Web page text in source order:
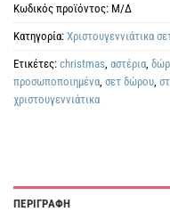
Κωδικός προϊόντος: Μ/Δ
Κατηγορία: Χριστουγεννιάτικα
Ετικέτες: christmas αστέρια
προσωποποιημένα σετ δώρου
χριστουγεννιάτικα
ΠΕΡΙΓΡΑΦΗ